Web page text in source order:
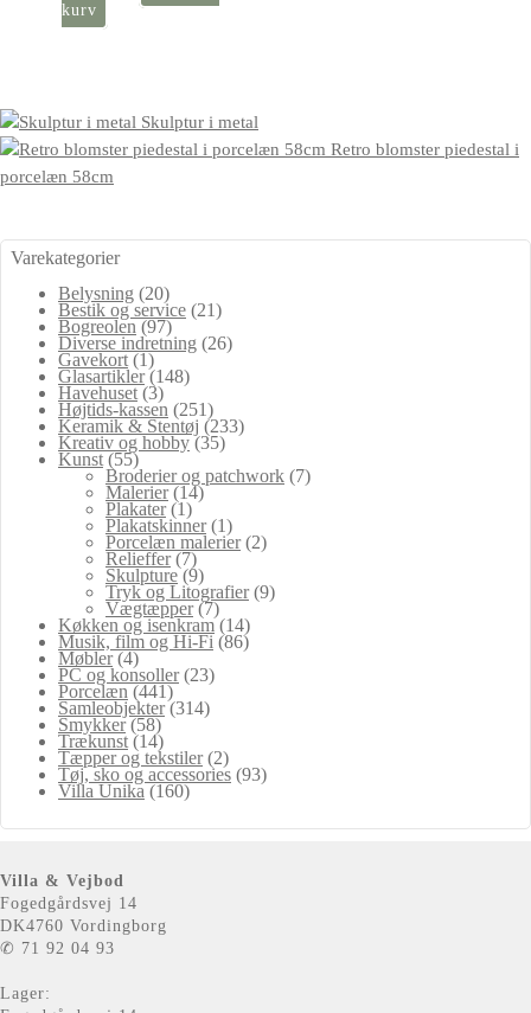
kurv
Skulptur i metal
Retro blomster piedestal i
porcelæn 58cm
Varekategorier
Belysning (20)
Bestik og service (21)
Bogreolen (97)
Diverse indretning (26)
Gavekort (1)
Glasartikler (148)
Havehuset (3)
Højtids-kassen (251)
Keramik & Stentøj (233)
Kreativ og hobby (35)
Kunst (55)
Broderier og patchwork (7)
Malerier (14)
Plakater (1)
Plakatskinner (1)
Porcelæn malerier (2)
Relieffer (7)
Skulpture (9)
Tryk og Litografier (9)
Vægtæpper (7)
Køkken og isenkram (14)
Musik, film og Hi-Fi (86)
Møbler (4)
PC og konsoller (23)
Porcelæn (441)
Samleobjekter (314)
Smykker (58)
Trækunst (14)
Tæpper og tekstiler (2)
Tøj, sko og accessories (93)
Villa Unika (160)
Villa & Vejbod
Fogedgårdsvej 14
DK4760 Vordingborg
✆ 71 92 04 93
Lager: